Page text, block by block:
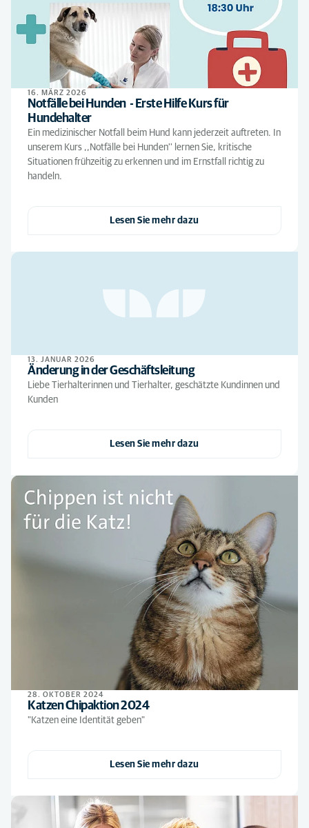
16. MÄRZ 2026
Notfälle bei Hunden - Erste Hilfe Kurs für
Hundehalter
Ein medizinischer Notfall beim Hund kann jederzeit auftreten. In
unserem Kurs ,,Notfälle bei Hunden'' lernen Sie, kritische
Situationen frühzeitig zu erkennen und im Ernstfall richtig zu
handeln.
Lesen Sie mehr dazu
13. JANUAR 2026
Änderung in der Geschäftsleitung
Liebe Tierhalterinnen und Tierhalter, geschätzte Kundinnen und
Kunden
Lesen Sie mehr dazu
28. OKTOBER 2024
Katzen Chipaktion 2024
"Katzen eine Identität geben"
Lesen Sie mehr dazu